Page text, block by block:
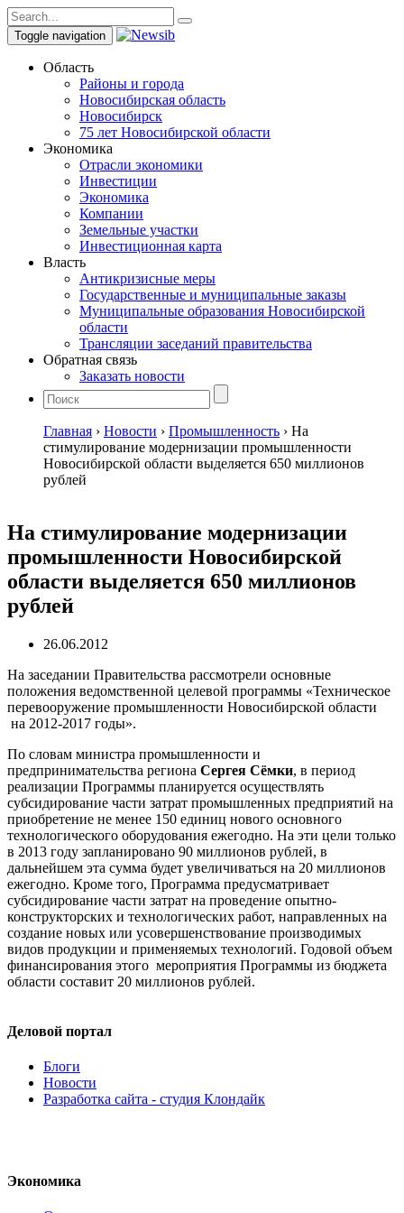
Toggle navigation
Область
Районы и города
Новосибирская область
Новосибирск
75 лет Новосибирской области
Экономика
Отрасли экономики
Инвестиции
Экономика
Компании
Земельные участки
Инвестиционная карта
Власть
Антикризисные меры
Государственные и муниципальные заказы
Муниципальные образования Новосибирской
области
Трансляции заседаний правительства
Обратная связь
Заказать новости
Главная › Новости › Промышленность › На
стимулирование модернизации промышленности
Новосибирской области выделяется 650 миллионов
рублей
На стимулирование модернизации
промышленности Новосибирской
области выделяется 650 миллионов
рублей
26.06.2012
На заседании Правительства рассмотрели основные
положения ведомственной целевой программы «Техническое
перевооружение промышленности Новосибирской области
на 2012-2017 годы».
По словам министра промышленности и
предпринимательства региона Сергея Сёмки, в период
реализации Программы планируется осуществлять
субсидирование части затрат промышленных предприятий на
приобретение не менее 150 единиц нового основного
технологического оборудования ежегодно. На эти цели только
в 2013 году запланировано 90 миллионов рублей, в
дальнейшем эта сумма будет увеличиваться на 20 миллионов
ежегодно. Кроме того, Программа предусматривает
субсидирование части затрат на проведение опытно-
конструкторских и технологических работ, направленных на
создание новых или усовершенствование производимых
видов продукции и применяемых технологий. Годовой объем
финансирования этого мероприятия Программы из бюджета
области составит 20 миллионов рублей.
Деловой портал
Блоги
Новости
Разработка сайта - студия Клондайк
Экономика